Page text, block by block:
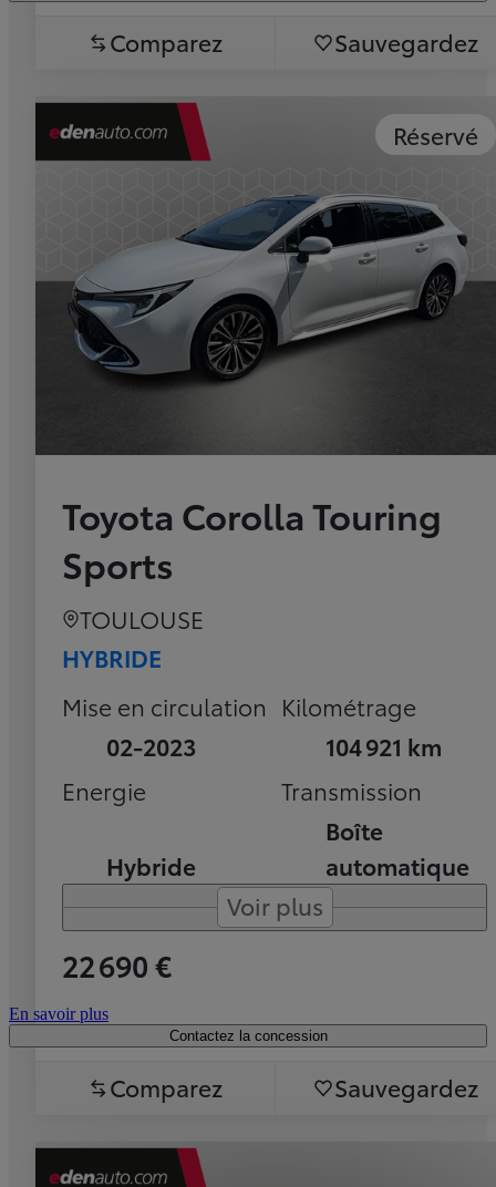
Comparez Sauvegardez
Réservé
Toyota Corolla Touring
Sports
TOULOUSE
HYBRIDE
Mise en circulation
02-2023
Kilométrage
104 921 km
Energie
Hybride
Transmission
Boîte
automatique
Voir plus
22 690 €
En savoir plus
Contactez la concession
Comparez Sauvegardez